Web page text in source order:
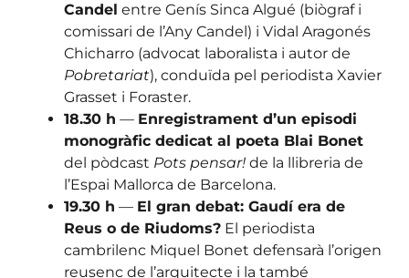
Candel entre Genís Sinca Algué (biògraf i
comissari de l’Any Candel) i Vidal Aragonés
Chicharro (advocat laboralista i autor de
Pobretariat), conduïda pel periodista Xavier
Grasset i Foraster.
18.30 h — Enregistrament d’un episodi
monogràfic dedicat al poeta Blai Bonet
del pòdcast Pots pensar! de la llibreria de
l’Espai Mallorca de Barcelona.
19.30 h — El gran debat: Gaudí era de
Reus o de Riudoms? El periodista
cambrilenc Miquel Bonet defensarà l’origen
reusenc de l’arquitecte i la també